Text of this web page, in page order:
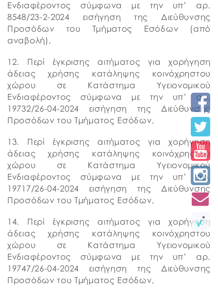
Ενδιαφέροντος σύμφωνα με την υπ’ αρ.
8548/23-2-2024 εισήγηση της Διεύθυνσης
Προσόδων του Τμήματος Εσόδων (από
αναβολή),
12. Περί έγκρισης αιτήματος για χορήγηση
άδειας χρήσης κατάληψης κοινόχρηστου
χώρου σε Κατάστημα Υγειονομικού
Ενδιαφέροντος σύμφωνα με την υπ’ αρ.
19732/26-04-2024 εισήγηση της Διεύθυνσης
Προσόδων του Τμήματος Εσόδων,
13. Περί έγκρισης αιτήματος για χορήγηση
άδειας χρήσης κατάληψης κοινόχρηστου
χώρου σε Κατάστημα Υγειονομικού
Ενδιαφέροντος σύμφωνα με την υπ’ αρ.
19717/26-04-2024 εισήγηση της Διεύθυνσης
Προσόδων του Τμήματος Εσόδων,
14. Περί έγκρισης αιτήματος για χορήγηση
άδειας χρήσης κατάληψης κοινόχρηστου
χώρου σε Κατάστημα Υγειονομικού
Ενδιαφέροντος σύμφωνα με την υπ’ αρ.
19747/26-04-2024 εισήγηση της Διεύθυνσης
Προσόδων του Τμήματος Εσόδων,